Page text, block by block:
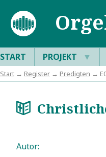
START PROJEKT ▼
Start → Register → Predigten →
a
Autor: